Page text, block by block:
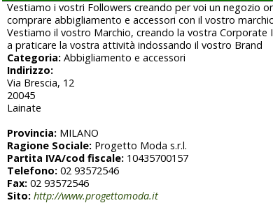
Vestiamo i vostri Followers creando per voi un negozio
comprare abbigliamento e accessori con il vostro
Vestiamo il vostro Marchio, creando la vostra
a praticare la vostra attività indossando il vostro Brand
Categoria: Abbigliamento e accessori
Indirizzo:
Via Brescia, 12
20045
Lainate
Provincia: MILANO
Ragione Sociale: Progetto Moda s.r.l.
Partita IVA/cod fiscale: 10435700157
Telefono: 02 93572546
Fax: 02 93572546
Sito: http://www.progettomoda.it